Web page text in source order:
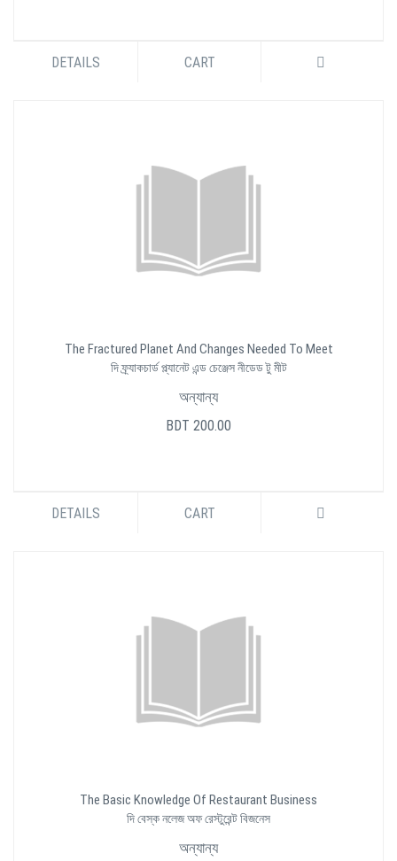
DETAILS CART
The Fractured Planet And Changes Needed To Meet
দি ফ্র্যাকচার্ড প্ল্যানেট এন্ড চেঞ্জেস নীডেড টু মীট
অন্যান্য
BDT 200.00
DETAILS CART
The Basic Knowledge Of Restaurant Business
দি বেস্ক নলেজ অফ রেস্টুরেন্ট বিজনেস
অন্যান্য